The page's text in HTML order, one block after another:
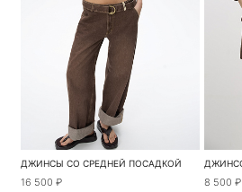
ДЖИНСЫ СО СРЕДНЕЙ ПОСАДКОЙ
16 500 ₽ 8 500 ₽